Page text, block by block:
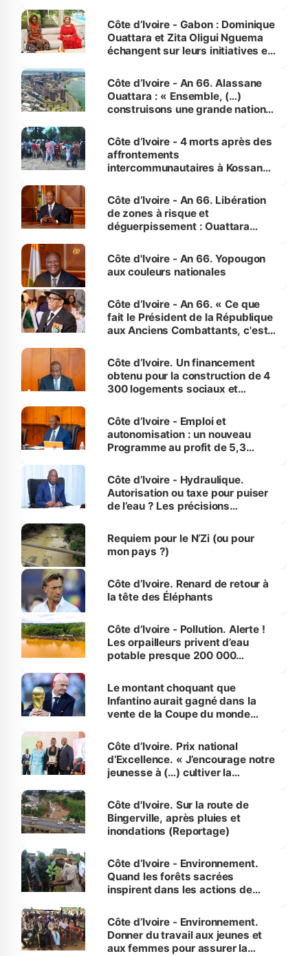
Côte d’Ivoire - Gabon : Dominique
Ouattara et Zita Oligui Nguema
échangent sur leurs initiatives en
enfants
Côte d’Ivoire - An 66. Alassane
Ouattara : « Ensemble, (…)
construisons une grande nation
générations futures »
Côte d’Ivoire - 4 morts après des
affrontements
intercommunautaires à Kossandji
milieu des sinistrés
Côte d’Ivoire - An 66. Libération
de zones à risque et
déguerpissement : Ouattara
l'Etat de droit pour préserver les
vies humaines »
Côte d'Ivoire - An 66. Yopougon
aux couleurs nationales
Côte d’Ivoire - An 66. « Ce que
fait le Président de la République
aux Anciens Combattants, c'est
Côte d’Ivoire. Un financement
obtenu pour la construction de 4
300 logements sociaux et
et Yamoussoukro
Côte d’Ivoire - Emploi et
autonomisation : un nouveau
Programme au profit de 5,3
Côte d’Ivoire - Hydraulique.
Autorisation ou taxe pour puiser
de l’eau ? Les précisions
Requiem pour le N’Zi (ou pour
mon pays ?)
Côte d’Ivoire. Renard de retour à
la tête des Éléphants
Côte d’Ivoire - Pollution. Alerte !
Les orpailleurs privent d’eau
potable presque 200 000
Le montant choquant que
Infantino aurait gagné dans la
vente de la Coupe du monde
Côte d’Ivoire. Prix national
d’Excellence. « J’encourage notre
jeunesse à (…) cultiver la
(Alassane Ouattara
Côte d'Ivoire. Sur la route de
Bingerville, après pluies et
inondations (Reportage)
Côte d’Ivoire - Environnement.
Quand les forêts sacrées
inspirent dans les actions de
Côte d’Ivoire - Environnement.
Donner du travail aux jeunes et
aux femmes pour assurer la